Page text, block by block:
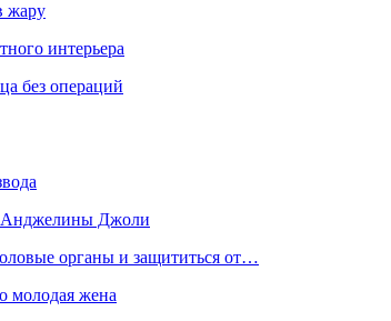
жару
интерьера
без операций
Анджелины Джоли
органы и защититься от…
молодая жена